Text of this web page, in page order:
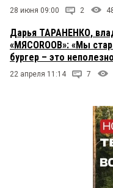
28 июня 09:00 2
Дарья ТАРАНЕНКО,
«МЯСОROOB»: «Мы
бургер – это
22 апреля 11:14 7